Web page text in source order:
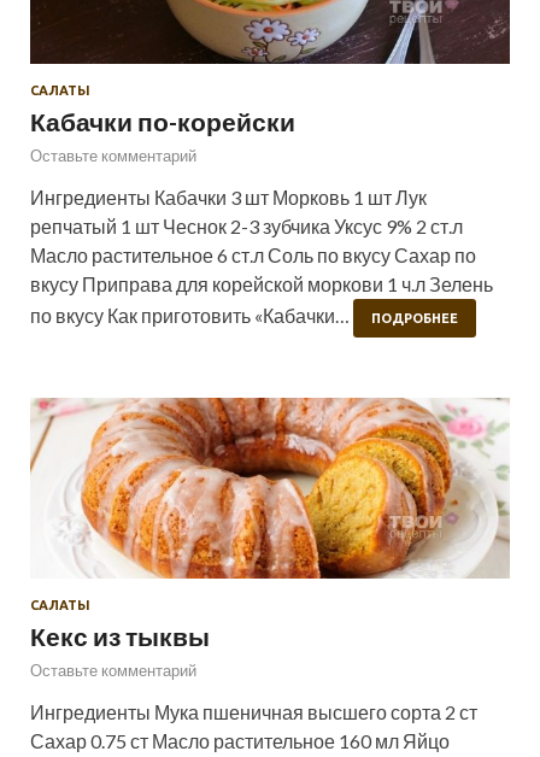
САЛАТЫ
Кабачки по-корейски
Оставьте комментарий
Ингредиенты Кабачки 3 шт Морковь 1 шт Лук
репчатый 1 шт Чеснок 2-3 зубчика Уксус 9% 2 ст.л
Масло растительное 6 ст.л Соль по вкусу Сахар по
вкусу Приправа для корейской моркови 1 ч.л Зелень
по вкусу Как приготовить «Кабачки…
ПОДРОБНЕЕ
САЛАТЫ
Кекс из тыквы
Оставьте комментарий
Ингредиенты Мука пшеничная высшего сорта 2 ст
Сахар 0.75 ст Масло растительное 160 мл Яйцо